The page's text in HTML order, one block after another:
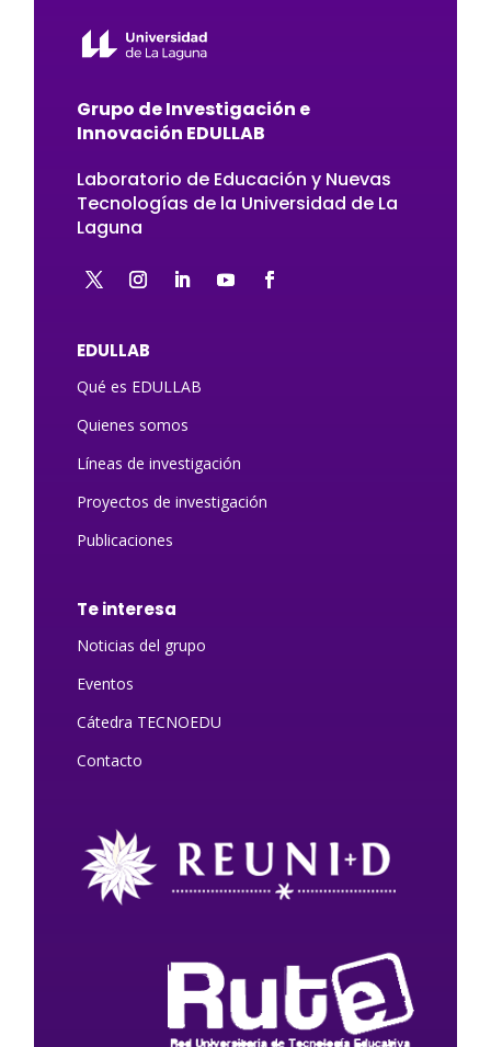
Grupo de Investigación e
Innovación EDULLAB
Laboratorio de Educación y Nuevas
Tecnologías de la Universidad de La
Laguna
EDULLAB
Qué es EDULLAB
Quienes somos
Líneas de investigación
Proyectos de investigación
Publicaciones
Te interesa
Noticias del grupo
Eventos
Cátedra TECNOEDU
Contacto